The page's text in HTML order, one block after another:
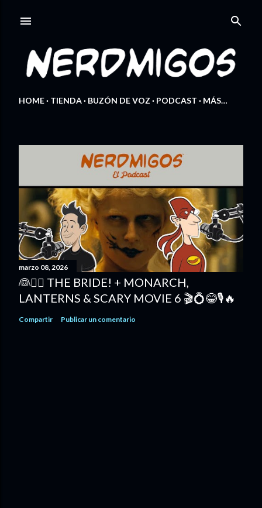
HOME TIENDA BUZÓN DE VOZ PODCAST MÁS…
n
r
a
d
a
s
marzo 08, 2026
👰🧟‍♀️ THE BRIDE! + MONARCH,
LANTERNS & SCARY MOVIE 6 🎬💍😂🎙️🔥
Compartir Publicar un comentario